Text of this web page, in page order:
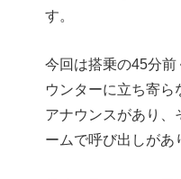
す。
今回は搭乗の45分
ウンターに立ち寄ら
アナウンスがあり、
ームで呼び出しがあ